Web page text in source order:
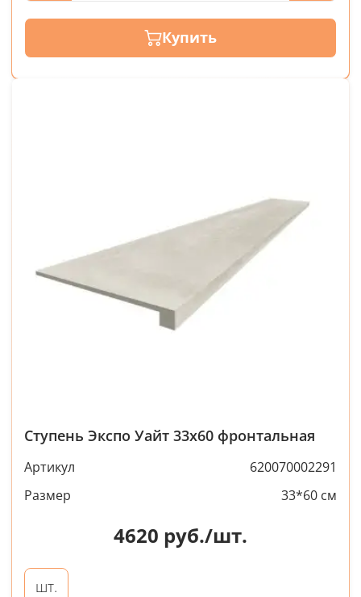
Купить
Ступень Экспо Уайт 33x60 фронтальная
Артикул
620070002291
Размер
33*60 см
4620 руб./шт.
шт.